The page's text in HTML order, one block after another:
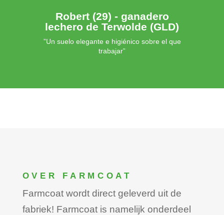
Robert (29) - ganadero
lechero de Terwolde (GLD)
”Un suelo elegante e higiénico sobre el que
trabajar”
OVER FARMCOAT
Farmcoat wordt direct geleverd uit de
fabriek! Farmcoat is namelijk onderdeel